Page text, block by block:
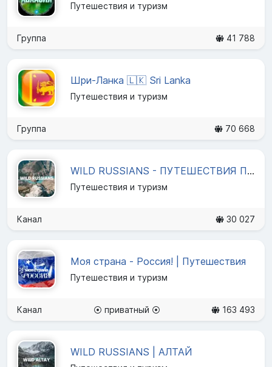
Путешествия и туризм
Группа 41 788
Шри-Ланка 🇱🇰 Sri Lanka
Путешествия и туризм
Группа 70 668
WILD RUSSIANS - ПУТЕШЕСТВИЯ ПО РОССИИ
Путешествия и туризм
Канал 30 027
Моя страна - Россия! | Путешествия
Путешествия и туризм
Канал ⦿ приватный ⦿ 163 493
WILD RUSSIANS | АЛТАЙ